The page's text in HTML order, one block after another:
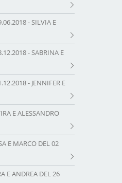
- SILVIA E
- SABRINA E
- JENNIFER E
E ALESSANDRO
E MARCO DEL 02
E ANDREA DEL 26